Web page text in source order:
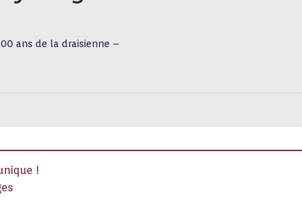
ans de la draisienne –
!